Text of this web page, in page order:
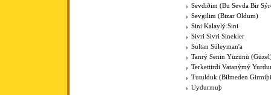
Sevdiðim (Bu Sevda Bir
Sevgilim (Bizar Oldum)
Sini Kalaylý Sini
Sivri Sivri Sinekler
Sultan Süleyman'a
Tanrý Senin Yüzünü
Terkettirdi Vatanýmý
Tutulduk (Bilmeden
Uydurmuþ